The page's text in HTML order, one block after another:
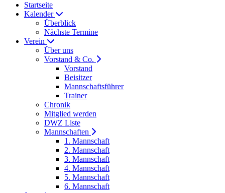
Startseite
Kalender
Überblick
Nächste Termine
Verein
Über uns
Vorstand & Co.
Vorstand
Beisitzer
Mannschaftsführer
Trainer
Chronik
Mitglied werden
DWZ Liste
Mannschaften
1. Mannschaft
2. Mannschaft
3. Mannschaft
4. Mannschaft
5. Mannschaft
6. Mannschaft